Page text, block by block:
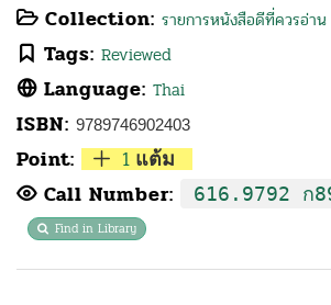
Collection: รายการหนังสือดีที่ควรอ่าน
Tags: Reviewed
Language: Thai
ISBN: 9789746902403
Point: 1 แต้ม
Call Number: 616.9792 ก
Find in Library